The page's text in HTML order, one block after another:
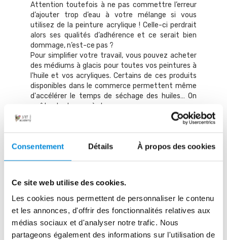
Consentement Détails À propos des cookies
Ce site web utilise des cookies.
Les cookies nous permettent de personnaliser le contenu
et les annonces, d'offrir des fonctionnalités relatives aux
médias sociaux et d'analyser notre trafic. Nous
partageons également des informations sur l'utilisation de
Attention toutefois à ne pas commettre l’erreur
d’ajouter trop d’eau à votre mélange si vous
utilisez de la peinture acrylique ! Celle-ci perdrait
alors ses qualités d’adhérence et ce serait bien
dommage, n’est-ce pas ?
Pour simplifier votre travail, vous pouvez acheter
des médiums à glacis pour toutes vos peintures à
l'huile et vos acryliques. Certains de ces produits
disponibles dans le commerce permettent même
d'accélérer le temps de séchage des huiles… On
arrête plus le progrès !
Je vous invite à expérimenter pour savoir quelle
quantité de médium est nécessaire pour obtenir le
vous avez la main un peu trop lourde, vous
"recette" assez classique consiste tout
simplement à mélanger à quantité égale de la
térébenthine et votre peinture.